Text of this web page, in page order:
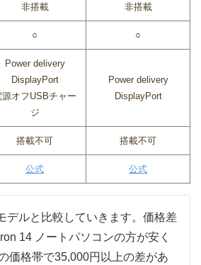
非搭載 非搭載
○ ○
Power delivery
DisplayPort
源オフUSBチャー
ジ
Power delivery
DisplayPort
搭載不可 搭載不可
公式 公式
デルと比較していきます。価格差
14 ノートパソコンの方が安く
価格帯で35,000円以上の差があ